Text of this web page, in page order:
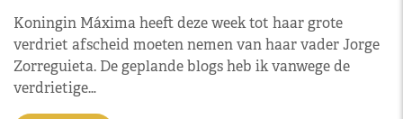
Koningin Máxima heeft deze week tot haar grote
verdriet afscheid moeten nemen van haar vader Jorge
Zorreguieta. De geplande blogs heb ik vanwege de
verdrietige…